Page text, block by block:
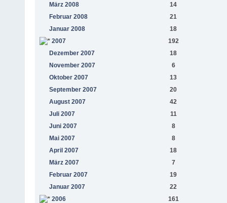
März 2008
14
Februar 2008
21
Januar 2008
18
2007
192
Dezember 2007
18
November 2007
6
Oktober 2007
13
September 2007
20
August 2007
42
Juli 2007
11
Juni 2007
8
Mai 2007
8
April 2007
18
März 2007
7
Februar 2007
19
Januar 2007
22
2006
161